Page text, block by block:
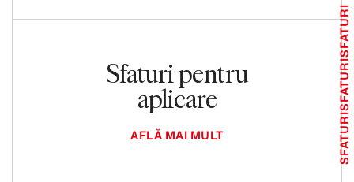
Sfaturi pentru
aplicare
AFLĂ MAI MULT SFATURI
SFATURI
SFATURI